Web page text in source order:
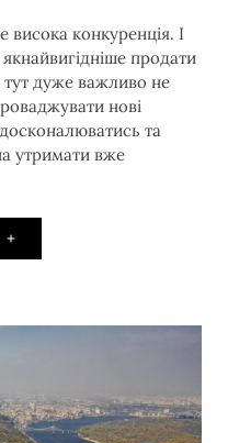
висока конкуренція. І
якнайвигідніше продати
тут дуже важливо не
нові
та
утримати вже